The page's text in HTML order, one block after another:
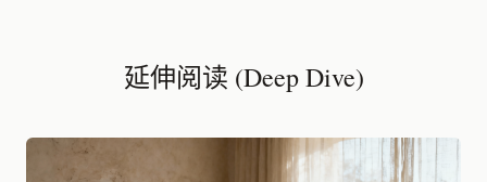
延伸阅读 (Deep Dive)